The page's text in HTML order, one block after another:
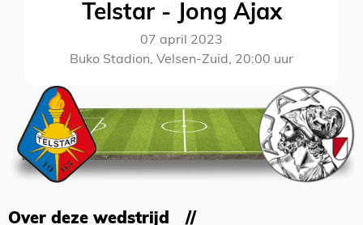
Telstar - Jong Ajax
07 april 2023
Buko Stadion, Velsen-Zuid, 20:00 uur
Over deze wedstrijd